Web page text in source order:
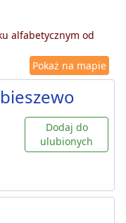
alfabetycznym od
Pokaż na mapie
Dodaj do
ulubionych